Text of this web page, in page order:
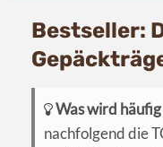
Bestseller:
Was wird
nachfolgend die